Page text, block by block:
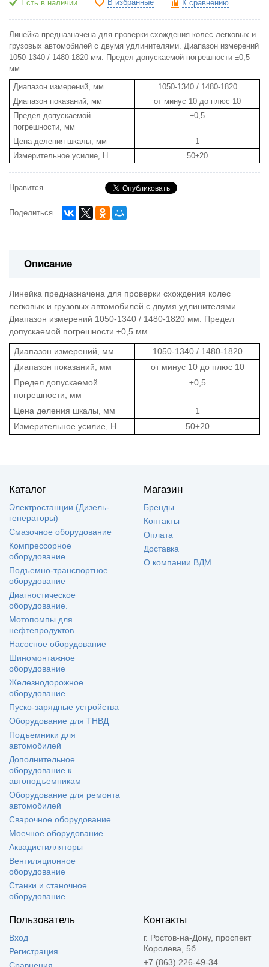
Есть в наличии В избранные К сравнению
Линейка предназначена для проверки схождения колес легковых и
грузовых автомобилей с двумя удлинителями. Диапазон измерений
1050-1340 / 1480-1820 мм. Предел допускаемой погрешности ±0,5
мм.
Диапазон измерений, мм
1050-1340 / 1480-1820
Диапазон показаний, мм
от минус 10 до плюс 10
Предел допускаемой
погрешности, мм
±0,5
Цена деления шкалы, мм
1
Измерительное усилие, Н
50±20
Нравится
Поделиться
Описание
Линейка предназначена для проверки схождения колес
легковых и грузовых автомобилей с двумя удлинителями.
Диапазон измерений 1050-1340 / 1480-1820 мм. Предел
допускаемой погрешности ±0,5 мм.
Диапазон измерений, мм
1050-1340 / 1480-1820
Диапазон показаний, мм
от минус 10 до плюс 10
Предел допускаемой
погрешности, мм
±0,5
Цена деления шкалы, мм
1
Измерительное усилие, Н
50±20
Каталог
Электростанции (Дизель-
генераторы)
Смазочное оборудование
Компрессорное
оборудование
Подъемно-транспортное
оборудование
Диагностическое
оборудование.
Мотопомпы для
нефтепродуктов
Насосное оборудование
Шиномонтажное
оборудование
Железнодорожное
оборудование
Пуско-зарядные устройства
Оборудование для ТНВД
Подъемники для
автомобилей
Дополнительное
оборудование к
автоподъемникам
Оборудование для ремонта
автомобилей
Сварочное оборудование
Моечное оборудование
Аквадистилляторы
Вентиляционное
оборудование
Станки и станочное
оборудование
Магазин
Бренды
Контакты
Оплата
Доставка
О компании ВДМ
Пользователь
Вход
Регистрация
Контакты
г. Ростов-на-Дону, проспект
Королева, 5б
+7 (863) 226-49-34